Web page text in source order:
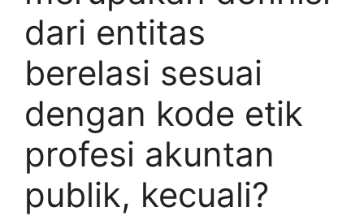
dari entitas
berelasi sesuai
dengan kode etik
profesi akuntan
publik, kecuali?